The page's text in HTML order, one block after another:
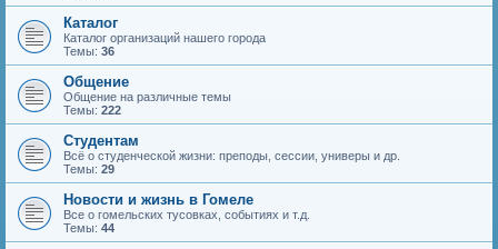
Каталог
Каталог организаций нашего города
Темы: 36
Общение
Общение на различные темы
Темы: 222
Студентам
Всё о студенческой жизни: преподы, сессии, универы и др.
Темы: 29
Новости и жизнь в Гомеле
Все о гомельских тусовках, событиях и т.д.
Темы: 44